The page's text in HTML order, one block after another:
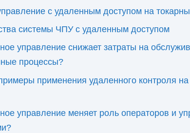
с удаленным доступом на
системы ЧПУ с удаленным доступом
управление снижает затраты на
процессы?
применения удаленного контроля на
управление меняет роль операторов и